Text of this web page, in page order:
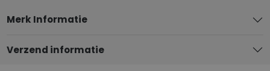
Merk Informatie
Verzend informatie